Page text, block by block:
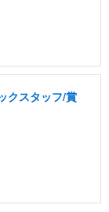
クスタッフ/賞